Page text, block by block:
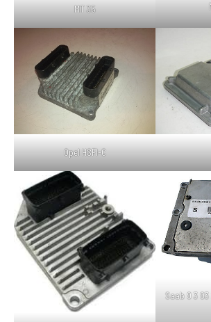
MT 35
Opel HSFI-C
Saab 9 3